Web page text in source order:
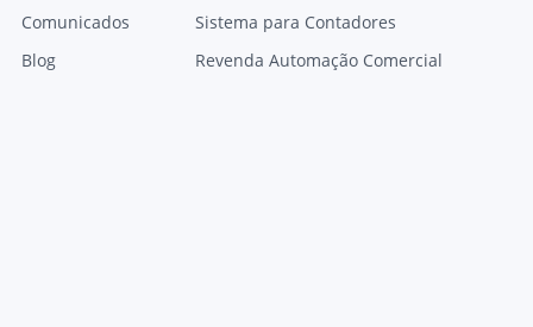
Comunicados
Blog
Sistema para Contadores
Revenda Automação Comercial